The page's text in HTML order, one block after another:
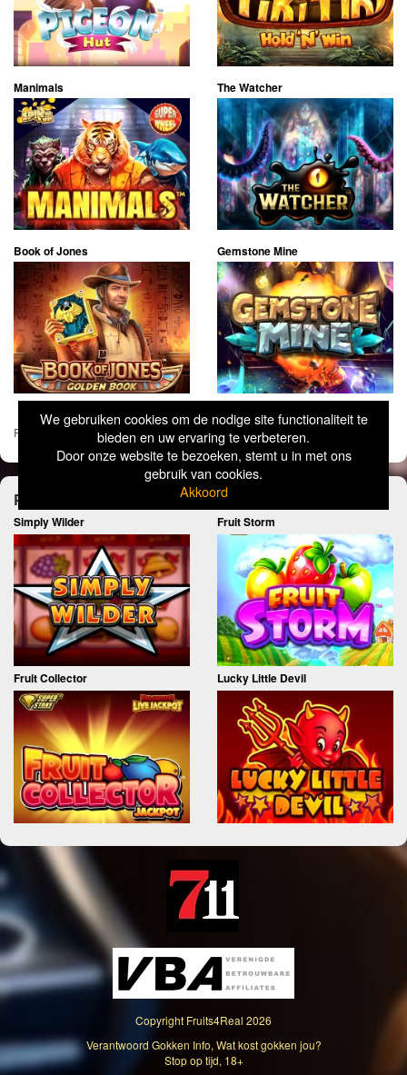
We gebruiken cookies om de nodige site functionaliteit te
bieden en uw ervaring te verbeteren.
Door onze website te bezoeken, stemt u in met ons
gebruik van cookies.
Akkoord
Manimals The Watcher
Book of Jones Gemstone Mine
Pages: 1 3 4 »
Probeer deze games ook eens
Simply Wilder Fruit Storm
Fruit Collector Lucky Little Devil
Copyright Fruits4Real 2026
Verantwoord Gokken Info, Wat kost gokken jou?
Stop op tijd, 18+